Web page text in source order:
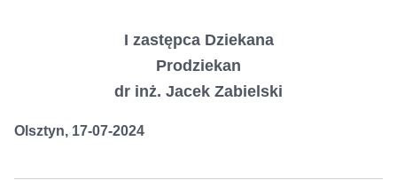
I zastępca Dziekana
Prodziekan
dr inż. Jacek Zabielski
Olsztyn, 17-07-2024